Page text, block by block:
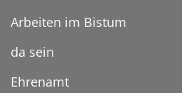
Arbeiten im Bistum
da sein
Ehrenamt